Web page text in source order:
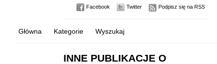
Podpisz się na RSS
Twitter
Facebook
Główna Kategorie Wyszukaj
INNE PUBLIKACJE O